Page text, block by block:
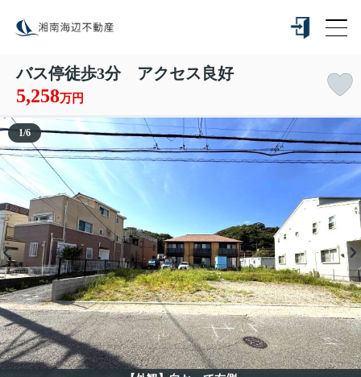
バス停徒歩3分 アクセス良好
5,258万円
1/6